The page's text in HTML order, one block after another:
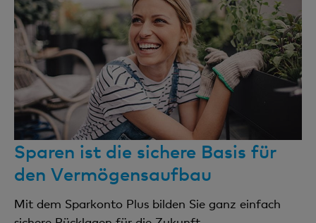
Sparen ist die sichere Basis für
den Vermögensaufbau
Mit dem Sparkonto Plus bilden Sie ganz einfach